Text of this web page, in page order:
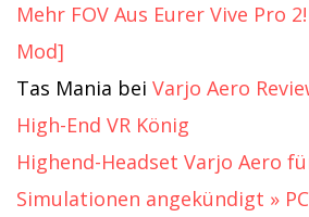
Mehr FOV Aus Eurer Vive Pro
Mod]
Tas Mania bei Varjo Aero
High-End VR König
Highend-Headset Varjo Aero
Simulationen angekündigt »